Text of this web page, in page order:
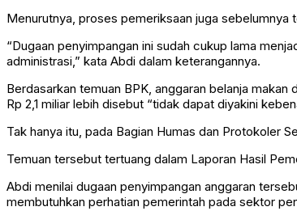
Menurutnya, proses pemeriksaan juga sebelumnya
“Dugaan penyimpangan ini sudah cukup lama
administrasi,” kata Abdi dalam keterangannya.
Berdasarkan temuan BPK, anggaran belanja
Rp 2,1 miliar lebih disebut “tidak dapat diyakini
Tak hanya itu, pada Bagian Humas dan Protokoler
Temuan tersebut tertuang dalam Laporan Hasil
Abdi menilai dugaan penyimpangan anggaran
membutuhkan perhatian pemerintah pada sektor